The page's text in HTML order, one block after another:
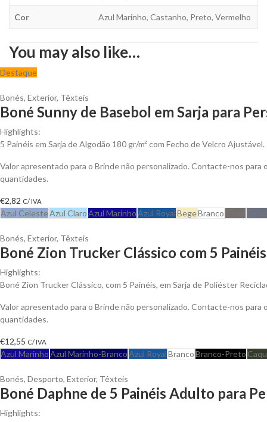
Cor Azul Marinho, Castanho, Preto, Vermelho
You may also like…
Destaque
Bonés, Exterior, Têxteis
Boné Sunny de Basebol em Sarja para
Highlights:
5 Painéis em Sarja de Algodão 180 gr/m² com Fecho de Velcro Ajustável.
Valor apresentado para o Brinde não personalizado. Contacte-nos
quantidades.
€2,82 C/ IVA
Azul CelesteAzul ClaroAzul MarinhoAzul RoyalBegeBranco
Bonés, Exterior, Têxteis
Boné Zion Trucker Clássico com 5
Highlights:
Boné Zion Trucker Clássico, com 5 Painéis, em Sarja de Poliéster
Valor apresentado para o Brinde não personalizado. Contacte-nos
quantidades.
€12,55 C/ IVA
Azul MarinhoAzul Marinho-BrancoAzul RoyalBrancoBranco-Preto
Bonés, Desporto, Exterior, Têxteis
Boné Daphne de 5 Painéis Adulto para
Highlights: